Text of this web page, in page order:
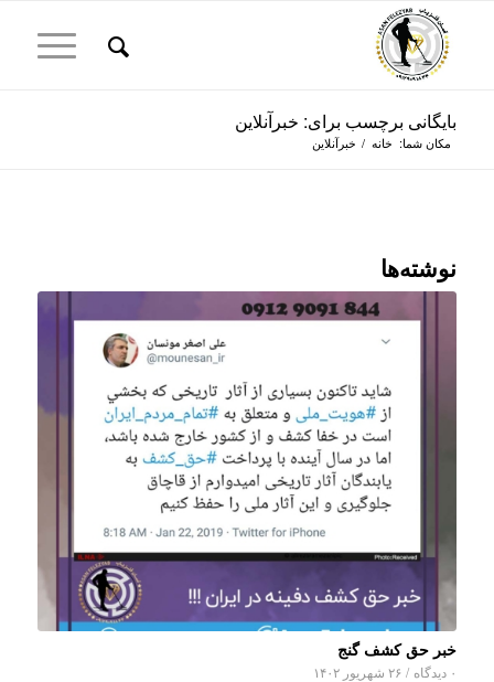
بایگانی برچسب برای: خبرآنلاین
مکان شما: خانه / خبرآنلاین
نوشته‌ها
خبر حق کشف گنج
۰ دیدگاه / ۲۶ شهریور ۱۴۰۲